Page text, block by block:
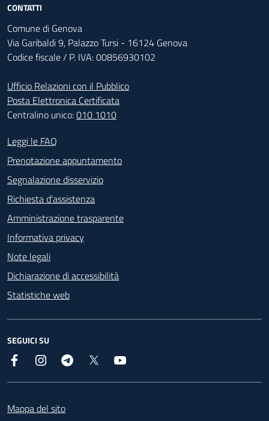
CONTATTI
Comune di Genova
Via Garibaldi 9, Palazzo Tursi - 16124 Genova
Codice fiscale / P. IVA: 00856930102
Ufficio Relazioni con il Pubblico
Posta Elettronica Certificata
Centralino unico:010 1010
Footer - Contatti
Leggi le FAQ
Prenotazione appuntamento
Segnalazione disservizio
Richiesta d'assistenza
Amministrazione trasparente
Informativa privacy
Note legali
Dichiarazione di accessibilità
Statistiche web
SEGUICI SU
Facebook InstagramTelegram
Mappa del sito